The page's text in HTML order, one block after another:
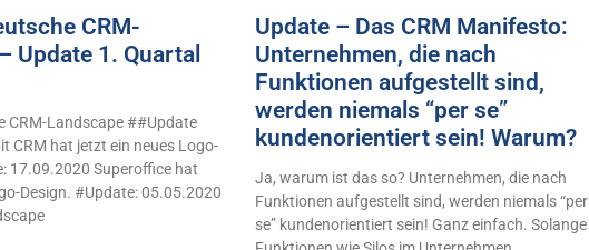
CRM-
Update 1. Quartal
CRM-Landscape ##Update
CRM hat jetzt ein neues Logo-
17.09.2020 Superoffice hat
Design. #Update: 05.05.2020
Update – Das CRM Manifesto:
Unternehmen, die nach
Funktionen aufgestellt sind,
werden niemals “per se”
kundenorientiert sein! Warum?
Ja, warum ist das so? Unternehmen, die nach
Funktionen aufgestellt sind, werden niemals “per
se” kundenorientiert sein! Ganz einfach. Solange